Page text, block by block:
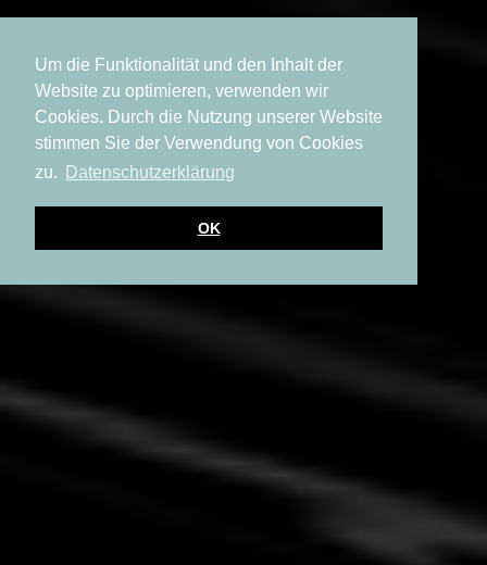
Um die Funktionalität und den Inhalt der
Website zu optimieren, verwenden wir
Cookies. Durch die Nutzung unserer Website
stimmen Sie der Verwendung von Cookies
zu.
Datenschutzerklärung
OK